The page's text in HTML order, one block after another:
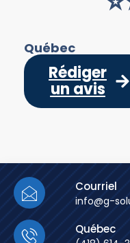
Québec
Rédiger
un avis
Courriel
info@g-
Québec